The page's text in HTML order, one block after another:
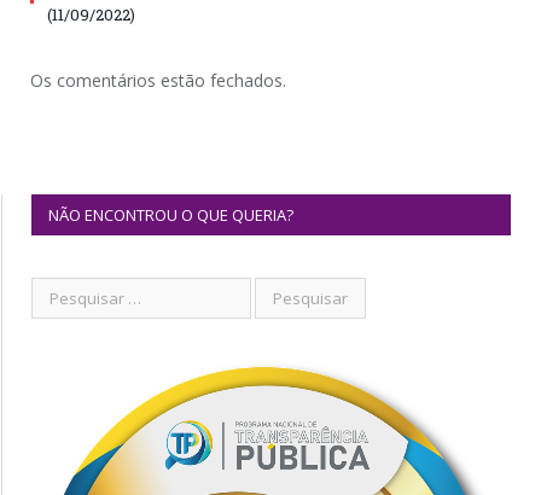
(11/09/2022)
Os comentários estão fechados.
NÃO ENCONTROU O QUE QUERIA?